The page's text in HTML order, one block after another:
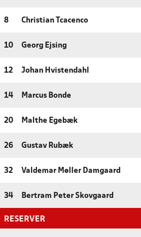
8 Christian Tcacenco
10 Georg Ejsing
12 Johan Hvistendahl
14 Marcus Bonde
20 Malthe Egebæk
26 Gustav Rubæk
32 Valdemar Møller Damgaard
34 Bertram Peter Skovgaard
RESERVER